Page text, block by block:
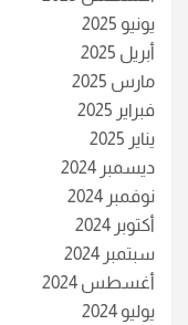
يونيو 2025
أبريل 2025
مارس 2025
فبراير 2025
يناير 2025
ديسمبر 2024
نوفمبر 2024
أكتوبر 2024
سبتمبر 2024
أغسطس 2024
يوليو 2024